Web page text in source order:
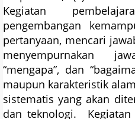
Kegiatan
pengembangan
pertanyaan, mencari
menyempurnakan
“mengapa”, dan
maupun karakteristik
sistematis yang akan
dan teknologi.